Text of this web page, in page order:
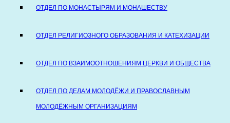
ОТДЕЛ ПО МОНАСТЫРЯМ И МОНАШЕСТВУ
ОТДЕЛ РЕЛИГИОЗНОГО ОБРАЗОВАНИЯ И КАТЕХИЗАЦИИ
ОТДЕЛ ПО ВЗАИМООТНОШЕНИЯМ ЦЕРКВИ И ОБЩЕСТВА
ОТДЕЛ ПО ДЕЛАМ МОЛОДЁЖИ И ПРАВОСЛАВНЫМ
МОЛОДЁЖНЫМ ОРГАНИЗАЦИЯМ